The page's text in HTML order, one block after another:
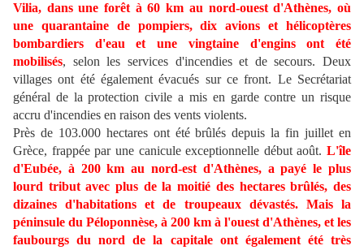
Vilia, dans une forêt à 60 km au nord-ouest d'Athènes, où
une quarantaine de pompiers, dix avions et hélicoptères
bombardiers d'eau et une vingtaine d'engins ont été
mobilisés, selon les services d'incendies et de secours. Deux
villages ont été également évacués sur ce front. Le Secrétariat
général de la protection civile a mis en garde contre un risque
accru d'incendies en raison des vents violents.
Près de 103.000 hectares ont été brûlés depuis la fin juillet en
Grèce, frappée par une canicule exceptionnelle début août. L'île
d'Eubée, à 200 km au nord-est d'Athènes, a payé le plus
lourd tribut avec plus de la moitié des hectares brûlés, des
dizaines d'habitations et de troupeaux dévastés. Mais la
péninsule du Péloponnèse, à 200 km à l'ouest d'Athènes, et les
faubourgs du nord de la capitale ont également été très